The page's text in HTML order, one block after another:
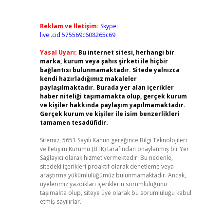
Reklam ve İletişim: Skype:
live:.cid.575569c608265c69
Yasal Uyarı: Bu internet sitesi, herhangi bir
marka, kurum veya şahıs şirketi ile hiçbir
bağlantısı bulunmamaktadır. Sitede yalnızca
kendi hazırladığımız makaleler
paylaşılmaktadır. Burada yer alan içerikler
haber niteliği taşımamakta olup, gerçek kurum
ve kişiler hakkında paylaşım yapılmamaktadır.
Gerçek kurum ve kişiler ile isim benzerlikleri
tamamen tesadüfidir.
Sitemiz, 5651 Sayılı Kanun gereğince Bilgi Teknolojileri
ve İletişim Kurumu (BTK) tarafından onaylanmış bir Yer
Sağlayıcı olarak hizmet vermektedir. Bu nedenle,
sitedeki içerikleri proaktif olarak denetleme veya
araştırma yükümlülüğümüz bulunmamaktadır. Ancak,
üyelerimiz yazdıkları içeriklerin sorumluluğunu
taşımakta olup, siteye üye olarak bu sorumluluğu kabul
etmiş sayılırlar.